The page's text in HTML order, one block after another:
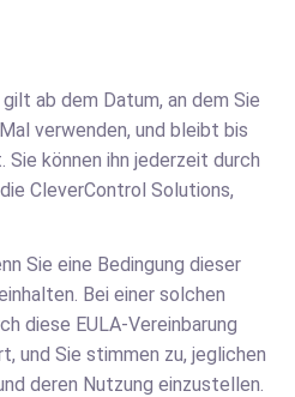
ab dem Datum, an dem Sie
verwenden, und bleibt bis
Sie können ihn jederzeit durch
CleverControl Solutions,
Sie eine Bedingung dieser
Bei einer solchen
diese EULA-Vereinbarung
und Sie stimmen zu, jeglichen
deren Nutzung einzustellen.